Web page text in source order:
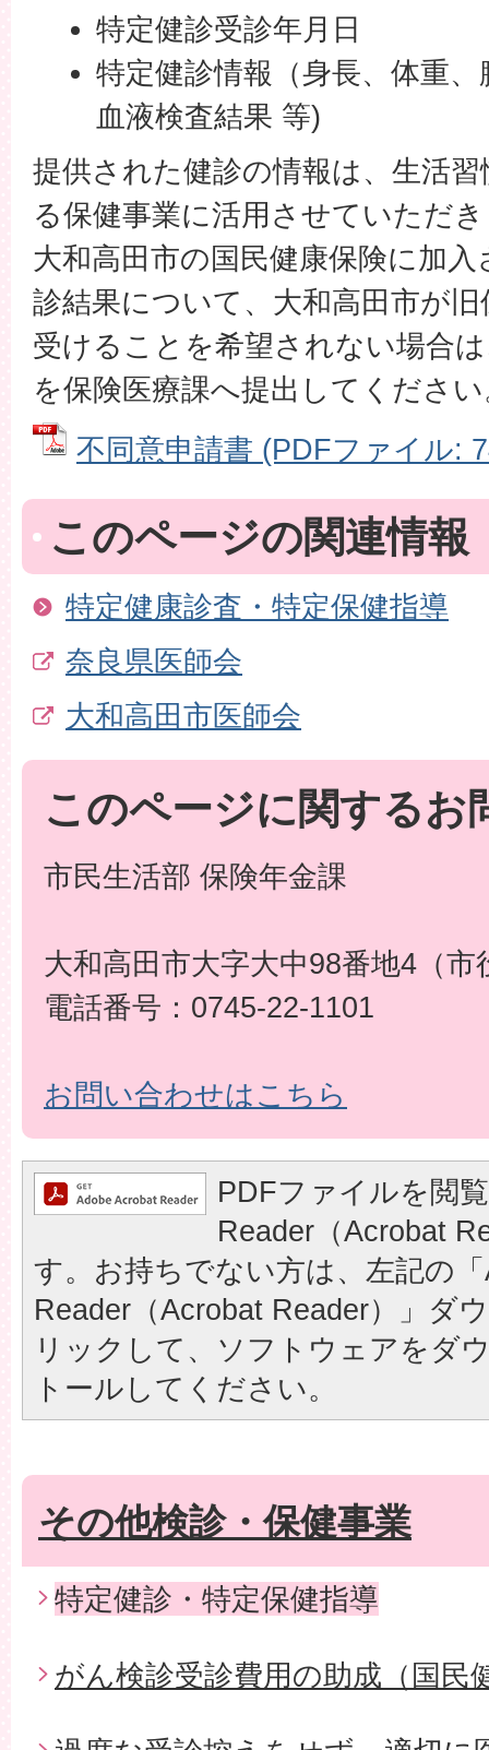
特定健診受診年月日
特定健診情報（身長、体重
血液検査結果 等)
提供された健診の情報は、生活
る保健事業に活用させていただ
大和高田市の国民健康保険に加
診結果について、大和高田市が
受けることを希望されない場合
を保険医療課へ提出してくださ
不同意申請書 (PDFファイル:
このページの関連情報
特定健康診査・特定保健指導
奈良県医師会
大和高田市医師会
このページに関するお
市民生活部 保険年金課
大和高田市大字大中98番地4（市
電話番号：0745-22-1101
お問い合わせはこちら
PDFファイルを閲
Reader（Acrobat
す。お持ちでない方は、左記の
Reader（Acrobat Reader）」ダ
リックして、ソフトウェアをダ
トールしてください。
その他検診・保健事業
特定健診・特定保健指導
がん検診受診費用の助成（国民